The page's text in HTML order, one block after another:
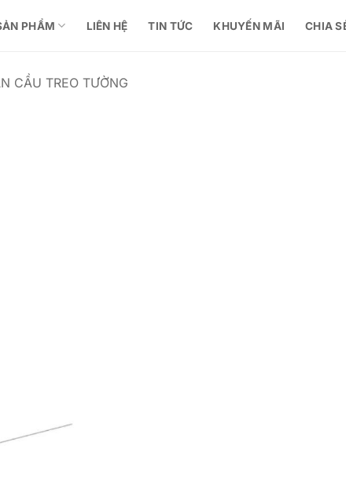
PHẨM LIÊN HỆ TIN TỨC KHUYẾN MÃI CHIA
CẦU TREO TƯỜNG